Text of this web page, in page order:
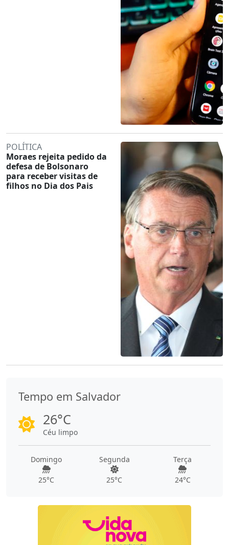
POLÍTICA
Moraes rejeita pedido da
defesa de Bolsonaro
para receber visitas de
filhos no Dia dos Pais
Tempo em Salvador
26°C
Céu limpo
Domingo
25°C
Segunda
25°C
Terça
24°C